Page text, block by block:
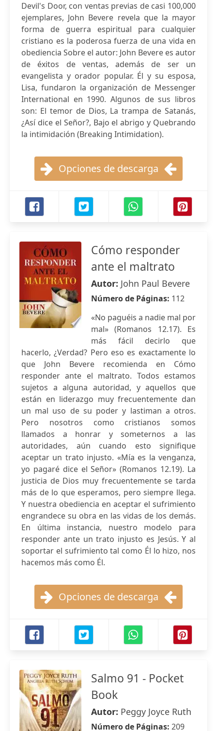
Devil's Door, con ventas previas de casi 100,000
ejemplares, John Bevere revela que la mayor
forma de guerra espiritual para cualquier
cristiano es la poderosa fuerza de una vida en
obediencia Sobre el autor: John Bevere es autor
de éxitos de ventas, además de ser un
evangelista y orador popular. Él y su esposa,
Lisa, fundaron la organización de Messenger
International en 1990. Algunos de sus libros
son: El temor de Dios, La trampa de Satanás,
¿Así dice el Señor?, Bajo el abrigo y Quebrando
la intimidación (Breaking Intimidation).
Opciones de descarga
Cómo responder
ante el maltrato
Autor: John Paul Bevere
Número de Páginas: 112
«No paguéis a nadie mal por
mal» (Romanos 12.17). Es
más fácil decirlo que
hacerlo, ¿Verdad? Pero eso es exactamente lo
que John Bevere recomienda en Cómo
responder ante el maltrato. Todos estamos
sujetos a alguna autoridad, y aquellos que
están en liderazgo muy frecuentemente dan
un mal uso de su poder y lastiman a otros.
Pero nosotros como cristianos somos
llamados a honrar y someternos a las
autoridades, aún cuando esto signifique
aceptar un trato injusto. «Mía es la venganza,
yo pagaré dice el Señor» (Romanos 12.19). La
justicia de Dios muy frecuentemente se tarda
más de lo que esperamos, pero siempre llega.
Y nuestra obediencia en aceptar el sufrimiento
engrandece su obra en las vidas de los demás.
En última instancia, nuestro modelo para
responder ante un trato injusto es Jesús. Y al
soportar el sufrimiento tal como Él lo hizo, nos
hacemos más como Él.
Opciones de descarga
Salmo 91 - Pocket
Book
Autor: Peggy Joyce Ruth
Número de Páginas: 209